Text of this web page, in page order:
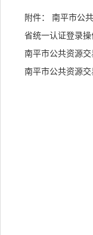
附件： 南平市公
省统一认证登录
南平市公共资源
南平市公共资源